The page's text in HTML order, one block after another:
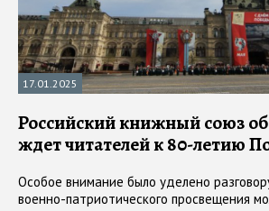
17.01.2025
Российский книжный союз
ждет читателей к 80-летию
Особое внимание было уделено
военно-патриотического просвещения